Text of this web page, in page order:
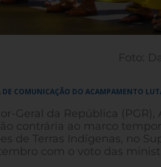
Foto:
DE COMUNICAÇÃO DO ACAMPAMENTO
Geral da República
contrária ao marco
de Terras Indígenas, no
com o voto das